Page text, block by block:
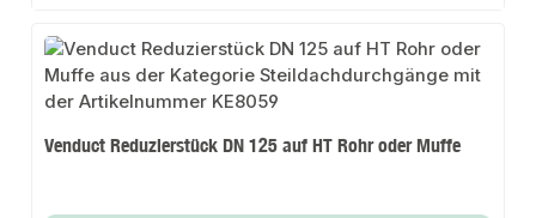
Venduct Reduzierstück DN 125 auf HT Rohr oder Muffe